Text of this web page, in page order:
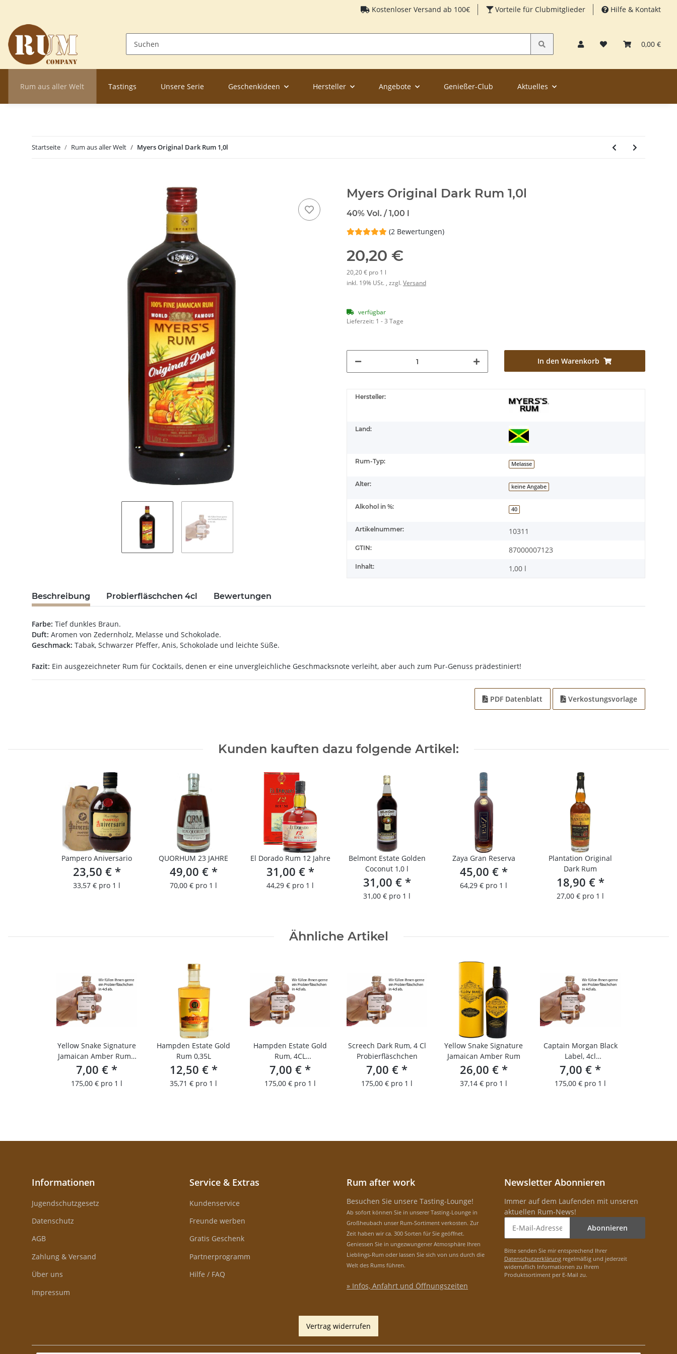
Kostenloser Versand ab 100€ Vorteile für Clubmitglieder Hilfe & Kontakt
0,00 €
Rum aus aller Welt Tastings Unsere Serie Geschenkideen Hersteller Angebote Genießer-Club Aktuelles
Startseite Rum aus aller Welt Myers Original Dark Rum 1,0l
Myers Original Dark Rum 1,0l
40% Vol. / 1,00 l
(2 Bewertungen)
20,20 €
20,20 € pro 1 l
inkl. 19% USt. , zzgl.Versand
verfügbar
Lieferzeit: 1 - 3 Tage
In den Warenkorb
Hersteller:
Land:
Rum-Typ: Melasse
Alter: keine Angabe
Alkohol in %: 40
Artikelnummer: 10311
GTIN: 87000007123
Inhalt: 1,00 l
Beschreibung Probierfläschchen 4cl Bewertungen
Farbe: Tief dunkles Braun.
Duft: Aromen von Zedernholz, Melasse und Schokolade.
Geschmack: Tabak, Schwarzer Pfeffer, Anis, Schokolade und leichte Süße.
Fazit: Ein ausgezeichneter Rum für Cocktails, denen er eine unvergleichliche Geschmacksnote verleiht, aber auch zum Pur-Genuss prädestiniert!
PDF Datenblatt Verkostungsvorlage
Kunden kauften dazu folgende Artikel:
Pampero Aniversario
23,50 € *
33,57 € pro 1 l
QUORHUM 23 JAHRE
49,00 € *
70,00 € pro 1 l
El Dorado Rum 12 Jahre
31,00 € *
44,29 € pro 1 l
Belmont Estate Golden
Coconut 1,0 l
31,00 € *
31,00 € pro 1 l
Zaya Gran Reserva
45,00 € *
64,29 € pro 1 l
Plantation Original
Dark Rum
18,90 € *
27,00 € pro 1 l
Ähnliche Artikel
Yellow Snake Signature
Jamaican Amber Rum /
4 cl Probierfläschchen
7,00 € *
175,00 € pro 1 l
Hampden Estate Gold
Rum 0,35L
12,50 € *
35,71 € pro 1 l
Hampden Estate Gold
Rum, 4CL
PROBIERFLÄSCHCHEN
7,00 € *
175,00 € pro 1 l
Screech Dark Rum, 4 Cl
Probierfläschchen
7,00 € *
175,00 € pro 1 l
Yellow Snake Signature
Jamaican Amber Rum
26,00 € *
37,14 € pro 1 l
Captain Morgan Black
Label, 4cl
Probierfläschchen
7,00 € *
175,00 € pro 1 l
Informationen
Jugendschutzgesetz
Datenschutz
AGB
Zahlung & Versand
Über uns
Impressum
Service & Extras
Kundenservice
Freunde werben
Gratis Geschenk
Partnerprogramm
Hilfe / FAQ
Rum after work
Besuchen Sie unsere Tasting-Lounge!
Ab sofort können Sie in unserer Tasting-Lounge in
Großheubach unser Rum-Sortiment verkosten. Zur
Zeit haben wir ca. 300 Sorten für Sie geöffnet.
Geniessen Sie in ungezwungener Atmosphäre Ihren
Lieblings-Rum oder lassen Sie sich von uns durch die
Welt des Rums führen.
» Infos, Anfahrt und Öffnungszeiten
Newsletter Abonnieren
Immer auf dem Laufenden mit unseren
aktuellen Rum-News!
Abonnieren
Bitte senden Sie mir entsprechend Ihrer
Datenschutzerklärungregelmäßig und jederzeit
widerruflich Informationen zu Ihrem
Produktsortiment per E-Mail zu.
Vertrag widerrufen